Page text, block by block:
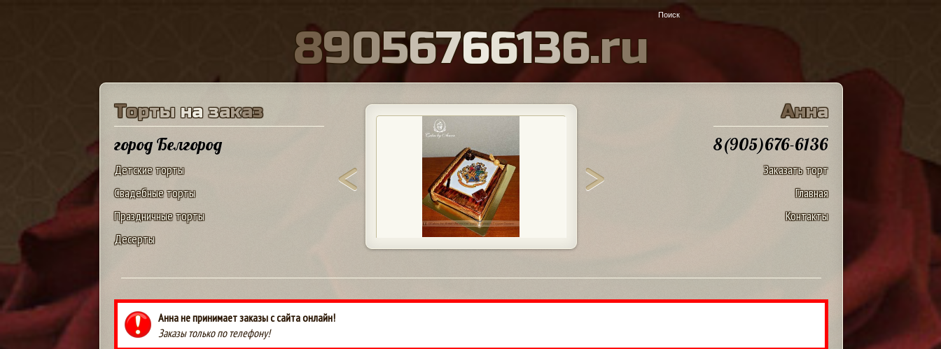
89056766136.ru
Торты на заказ
город Белгород
Детские торты
Свадебные торты
Праздничные торты
Десерты
Анна
8(905)676-6136
Заказать торт
Главная
Контакты
Анна не принимает заказы с сайта онлайн!
Заказы только по телефону!